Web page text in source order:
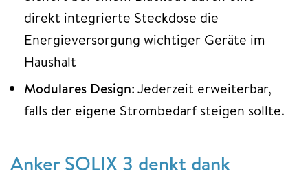
direkt integrierte Steckdose die
Energieversorgung wichtiger Geräte im
Haushalt
Modulares Design: Jederzeit erweiterbar,
falls der eigene Strombedarf steigen sollte.
Anker SOLIX 3 denkt dank